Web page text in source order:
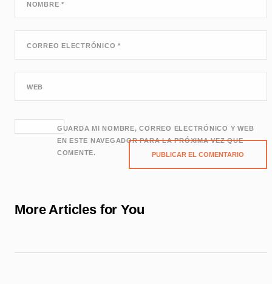
NOMBRE*
CORREO ELECTRÓNICO*
WEB
GUARDA MI NOMBRE, CORREO ELECTRÓNICO Y WEB
EN ESTE NAVEGADOR PARA LA PRÓXIMA VEZ QUE
COMENTE.
More Articles for You